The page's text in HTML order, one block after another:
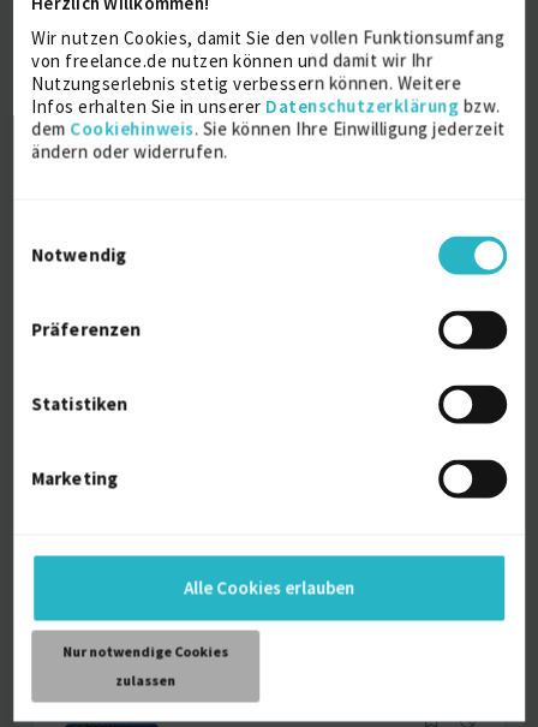
Wir nutzen Cookies, damit Sie den vollen Funktionsumfang
von freelance.de nutzen können und damit wir Ihr
Nutzungserlebnis stetig verbessern können. Weitere
Infos erhalten Sie in unserer Datenschutzerklärung bzw.
dem Cookiehinweis. Sie können Ihre Einwilligung jederzeit
ändern oder widerrufen.
Notwendig
Präferenzen
Statistiken
Marketing
Alle Cookies erlauben
Nur notwendige Cookies
zulassen
Projektleitung / Teamleitung (IT)
Verfügbarkeit einsehen
0
Referenzen
€95/Stunde
Bayern Deutschland
Berate...
Bayern Deutschland